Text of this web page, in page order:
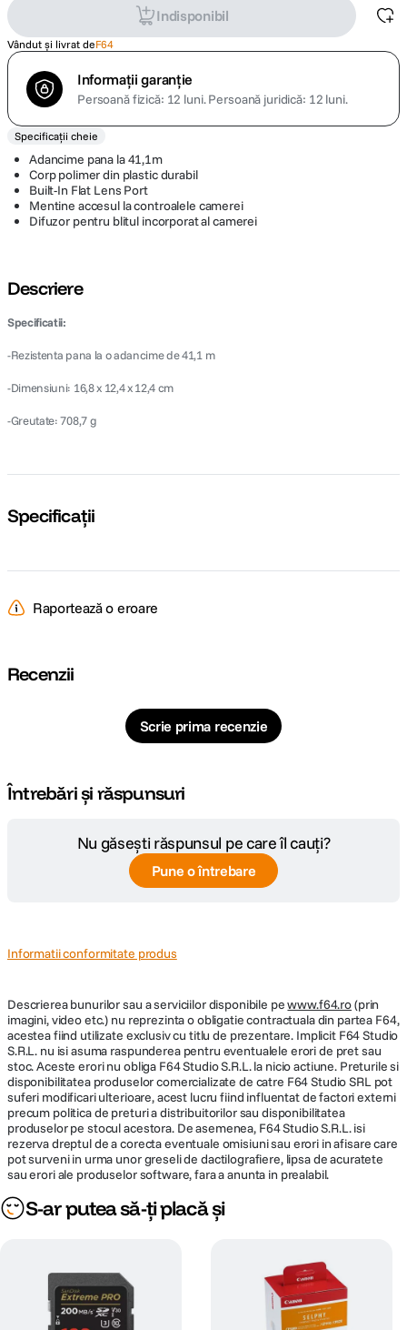
Indisponibil
Vândut și livrat deF64
Informații garanție
Persoană fizică: 12 luni.Persoană juridică: 12 luni.
Specificații cheie
Adancime pana la 41,1m
Corp polimer din plastic durabil
Built-In Flat Lens Port
Mentine accesul la controalele camerei
Difuzor pentru blitul incorporat al camerei
Descriere
Specificatii:
-Rezistenta pana la o adancime de 41,1 m
-Dimensiuni: 16,8 x 12,4 x 12,4 cm
-Greutate: 708,7 g
Specificații
Raportează o eroare
Recenzii
Scrie prima recenzie
Întrebări și răspunsuri
Nu găsești răspunsul pe care îl cauți?
Pune o întrebare
Informatii conformitate produs
Descrierea bunurilor sau a serviciilor disponibile pewww.f64.ro(prin
imagini, video etc.) nu reprezinta o obligatie contractuala din partea F64,
acestea fiind utilizate exclusiv cu titlu de prezentare. Implicit F64 Studio
S.R.L. nu isi asuma raspunderea pentru eventualele erori de pret sau
stoc. Aceste erori nu obliga F64 Studio S.R.L. la nicio actiune. Preturile si
disponibilitatea produselor comercializate de catre F64 Studio SRL pot
suferi modificari ulterioare, acest lucru fiind influentat de factori externi
precum politica de preturi a distribuitorilor sau disponibilitatea
produselor pe stocul acestora. De asemenea, F64 Studio S.R.L. isi
rezerva dreptul de a corecta eventuale omisiuni sau erori in afisare care
pot surveni in urma unor greseli de dactilografiere, lipsa de acuratete
sau erori ale produselor software, fara a anunta in prealabil.
S-ar putea să-ți placă și